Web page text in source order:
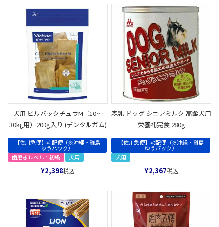
犬用 ビルバックチュウM（10～
30kg用）200g入り (デンタルガム)
【佐川急便】宅配便（※沖縄・離島
ゆうパック）
歯磨きレベル：初級
犬用
¥2,398税込
森乳 ドッグ シニアミルク 高齢犬用
栄養補完食 280g
【佐川急便】宅配便（※沖縄・離島
ゆうパック）
犬用
¥2,367税込